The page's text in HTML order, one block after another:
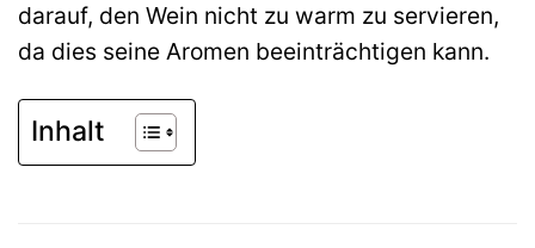
darauf, den Wein nicht zu warm zu servieren,
da dies seine Aromen beeinträchtigen kann.
Inhalt